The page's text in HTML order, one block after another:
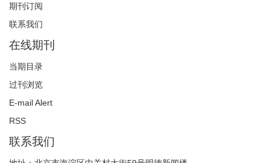
期刊订阅
联系我们
在线期刊
当期目录
过刊浏览
E-mail Alert
RSS
联系我们